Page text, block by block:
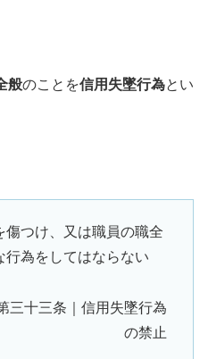
般のことを信用失墜行為とい
つけ、又は職員の職全
行為をしてはならない
三十三条｜信用失墜行為
の禁止